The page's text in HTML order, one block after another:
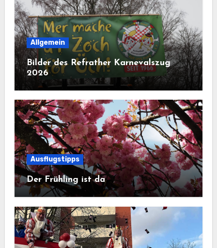
Allgemein
Bilder des Refrather Karnevalszug
2026
Ausflugstipps
Der Frühling ist da